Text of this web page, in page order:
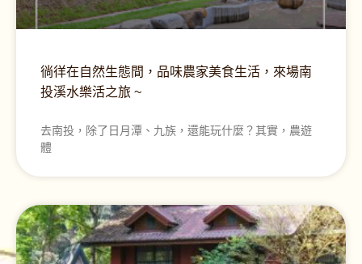
徜徉在自然生態間，品味農家美食生活，來場南
投溪水樂活之旅 ~
去南投，除了日月潭、九族，還能玩什麼？其實，農遊
體